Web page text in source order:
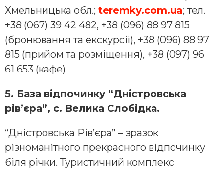
Хмельницька обл.; teremky.com.ua; тел.
+38 (067) 39 42 482, +38 (096) 88 97 815
(бронювання та екскурсії), +38 (096) 88 97
815 (прийом та розміщення), +38 (097) 96
61 653 (кафе)
5. База відпочинку “Дністровська
рів’єра”, с. Велика Слобідка.
“Дністровська Рів’єра” – зразок
різноманітного прекрасного відпочинку
біля річки. Туристичний комплекс